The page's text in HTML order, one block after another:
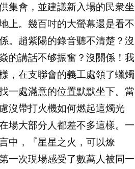
集會，並建議新入場的民衆坐
上。幾百吋的大螢幕還是看不
。趙紫陽的錄音聽不清楚？沒
的講話不够振奮？沒關係！我
，在支聯會的義工處領了蠟燭
一處滿意的位置默默坐下。當
沒帶打火機如何燃起這燭光
場大部分人都差不多這樣。一
中，『星星之火，可以燎
一次現場感受了數萬人被同一